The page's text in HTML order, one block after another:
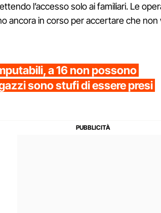
l’accesso solo ai familiari. Le
ancora in corso per accertare che non
a 16 non possono
sono stufi di essere presi